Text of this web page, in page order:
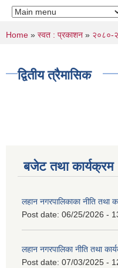
You are here
Home » स्वत : प्रकाशन » २०८०-
द्वितीय त्रैमासिक
बजेट तथा कार्यक्रम
लहान नगरपालिकाका नीति
Post date: 06/25/2026 -
लहान नगरपालिका नीति तथा
Post date: 07/03/2025 -